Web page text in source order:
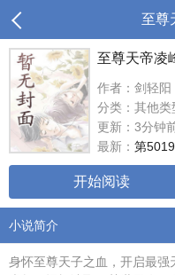
至尊
至尊天帝凌
作者：剑轻阳
分类：其他类
更新：3分钟
最新： 第
开始阅读
小说简介
身怀至尊天子之血，开启最